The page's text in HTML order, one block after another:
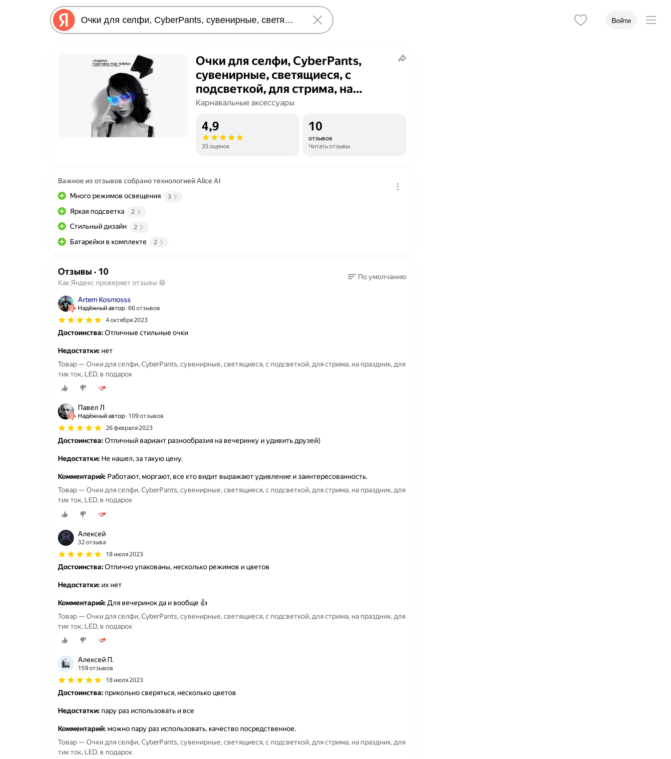
Войти
Очки для селфи, CyberPants,
сувенирные, светящиеся, с
подсветкой, для стрима, на
праздник, для тик ток, LED, в
Карнавальные аксессуары
4,9
35 оценок
10
отзывов
Читать отзывы
Важное из отзывов собрано технологией Alice AI
Много режимов освещения
3
Яркая подсветка 2
Стильный дизайн 2
Батарейки в комплекте 2
Отзывы· 10
Как Яндекс проверяет отзывы
По умолчанию
Artem Kosmosss
Надёжный автор 66 отзывов
4 октября 2023
Достоинства:Отличные стильные очки
Недостатки: нет
Товар — Очки для селфи, CyberPants, сувенирные, светящиеся, с подсветкой, для стрима, на праздник, для
тик ток, LED, в подарок
Павел Л
Надёжный автор 109 отзывов
26 февраля 2023
Достоинства:Отличный вариант разнообразия на вечеринку и удивить друзей)
Недостатки: Не нашел, за такую цену.
Комментарий: Работают, моргают, все кто видит выражают удивление и заинтересованность.
Товар — Очки для селфи, CyberPants, сувенирные, светящиеся, с подсветкой, для стрима, на праздник, для
тик ток, LED, в подарок
Алексей
32 отзыва
18 июля 2023
Достоинства:Отлично упакованы, несколько режимов и цветов
Недостатки: их нет
Комментарий:Для вечеринок да и вообще 👍
Товар — Очки для селфи, CyberPants, сувенирные, светящиеся, с подсветкой, для стрима, на праздник, для
тик ток, LED, в подарок
Алексей П.
159 отзывов
18 июля 2023
Достоинства: прикольно сверяться, несколько цветов
Недостатки: пару раз использовать и все
Комментарий: можно пару раз использовать. качество посредственное.
Товар — Очки для селфи, CyberPants, сувенирные, светящиеся, с подсветкой, для стрима, на праздник, для
тик ток, LED, в подарок